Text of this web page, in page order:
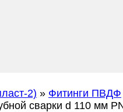
2) » Фитинги ПВДФ
сварки d 110 мм